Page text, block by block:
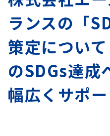
ランスの「
策定につい
のSDGs達成
幅広くサポ